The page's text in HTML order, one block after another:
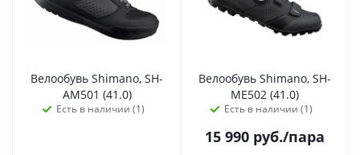
Велообувь Shimano, SH-
AM501 (41.0)
Есть в наличии (1)
Велообувь Shimano, SH-
ME502 (41.0)
Есть в наличии (1)
15 990 руб./пара